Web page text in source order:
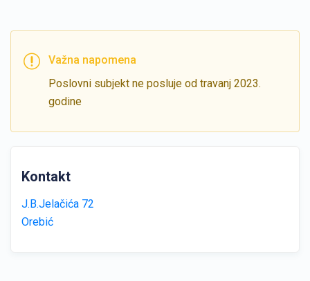
Važna napomena
Poslovni subjekt ne posluje od travanj 2023.
godine
Kontakt
J.B.Jelačića 72
Orebić